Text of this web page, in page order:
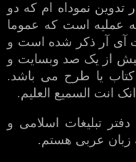
تدوین نموداه ام که دو
عملیه است که عموما
آی آر ذکر شده است و
بیش از یک صد وبسایت و
کتاب یا طرح می باشد.
انک انت السمیع العلیم.
تبلیغات اسلامی و
زبان عربی هستم.